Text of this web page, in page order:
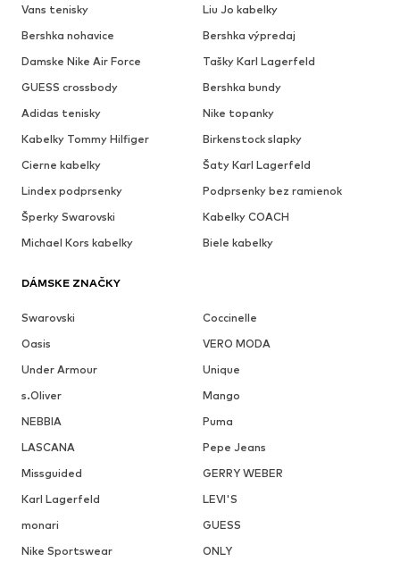
Vans tenisky
Liu Jo kabelky
Bershka nohavice
Bershka výpredaj
Damske Nike Air Force
Tašky Karl Lagerfeld
GUESS crossbody
Bershka bundy
Adidas tenisky
Nike topanky
Kabelky Tommy Hilfiger
Birkenstock slapky
Cierne kabelky
Šaty Karl Lagerfeld
Lindex podprsenky
Podprsenky bez ramienok
Šperky Swarovski
Kabelky COACH
Michael Kors kabelky
Biele kabelky
DÁMSKE ZNAČKY
Swarovski
Coccinelle
Oasis
VERO MODA
Under Armour
Unique
s.Oliver
Mango
NEBBIA
Puma
LASCANA
Pepe Jeans
Missguided
GERRY WEBER
Karl Lagerfeld
LEVI'S
monari
GUESS
Nike Sportswear
ONLY